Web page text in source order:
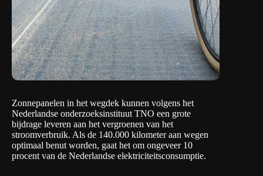
Zonnepanelen in het wegdek kunnen volgens het
Nederlandse onderzoeksinstituut TNO een grote
bijdrage leveren aan het vergroenen van het
stroomverbruik. Als de 140.000 kilometer aan wegen
optimaal benut worden, gaat het om ongeveer 10
procent van de Nederlandse elektriciteitsconsumptie.